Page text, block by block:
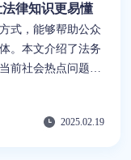
律知识更易懂
式，能够帮助公众
。本文介绍了法务
前社会热点问题设
门槛，且支持AI一
2025.02.19